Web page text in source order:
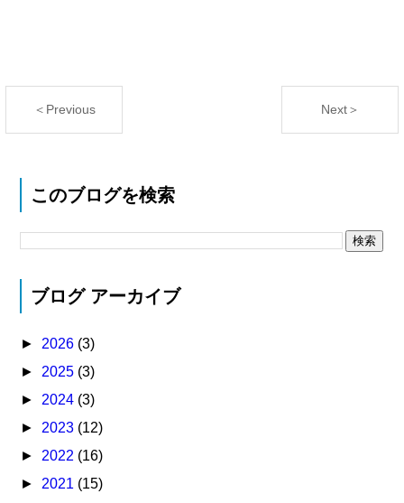
＜Previous Next＞
このブログを検索
ブログ アーカイブ
► 2026 (3)
► 2025 (3)
► 2024 (3)
► 2023 (12)
► 2022 (16)
► 2021 (15)